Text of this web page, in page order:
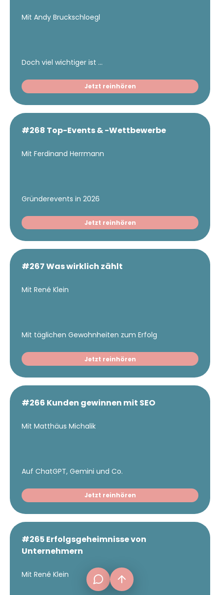
Mit Andy Bruckschloegl
Doch viel wichtiger ist ...
Jetzt reinhören
#268 Top-Events & -Wettbewerbe
Mit Ferdinand Herrmann
Gründerevents in 2026
Jetzt reinhören
#267 Was wirklich zählt
Mit René Klein
Mit täglichen Gewohnheiten zum Erfolg
Jetzt reinhören
#266 Kunden gewinnen mit SEO
Mit Matthäus Michalik
Auf ChatGPT, Gemini und Co.
Jetzt reinhören
#265 Erfolgsgeheimnisse von
Unternehmern
Mit René Klein
frage[at]fuer-gruender.de